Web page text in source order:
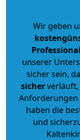
Wir geben
unserer
sicher sein,
sicherverläuft,
Anforderungen
haben die
und